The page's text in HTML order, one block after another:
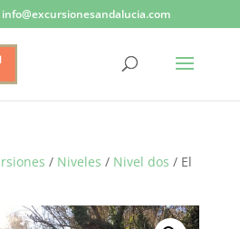
info@excursionesandalucia.com
/ Niveles / Nivel dos / El